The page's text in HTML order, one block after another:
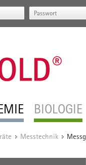
BIOLOGIE
/ Messtechnik /